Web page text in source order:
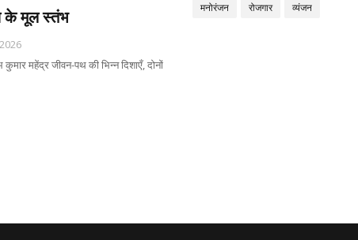
के मूल स्तंभ
महेंद्र जीवन-पथ की भिन्न दिशाएँ, दोनों
मनोरंजन
रोजगार व्यंजन